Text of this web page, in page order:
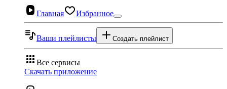
Главная Избранное
Ваши плейлисты Создать плейлист
Все сервисы
Скачать приложение